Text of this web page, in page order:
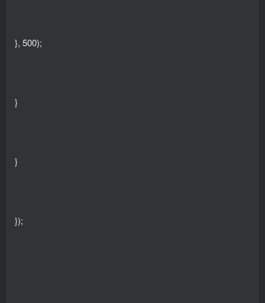
}, 500);
}
}
});